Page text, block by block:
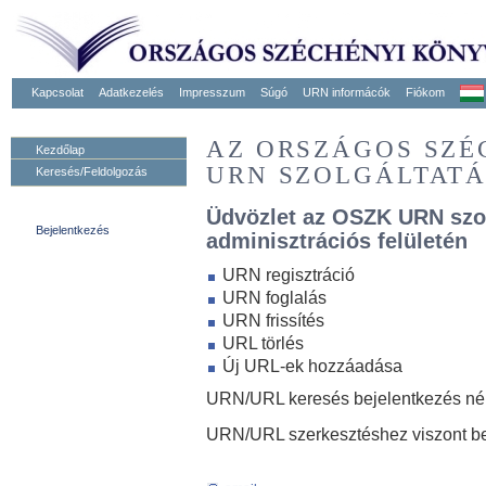
Kapcsolat Adatkezelés Impresszum Súgó URN informácók Fiókom
Kezdőlap
Keresés/Feldolgozás
Bejelentkezés
AZ ORSZÁGOS
URN
Üdvözlet az OSZK URN
adminisztrációs felületén
URN regisztráció
URN foglalás
URN frissítés
URL törlés
Új URL-ek hozzáadása
URN/URL keresés bejelentkezés
URN/URL szerkesztéshez viszont